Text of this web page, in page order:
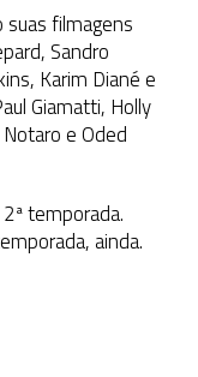
filmagens
Sandro
Karim Diané e
Giamatti, Holly
e Oded
temporada.
ainda.